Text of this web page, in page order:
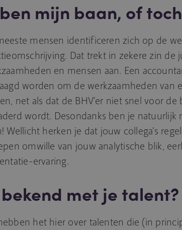
mijn baan, of
mensen identificeren zich op de
Dat trekt in zekere zin de
en mensen aan. Een
worden om de werkzaamheden van
net als dat de BHV’er niet snel voor
wordt. Desondanks ben je natuurlijk
Wellicht herken je dat jouw collega’s
omwille van jouw analytische blik,
ervaring.
met je talent?
het hier over talenten die (in